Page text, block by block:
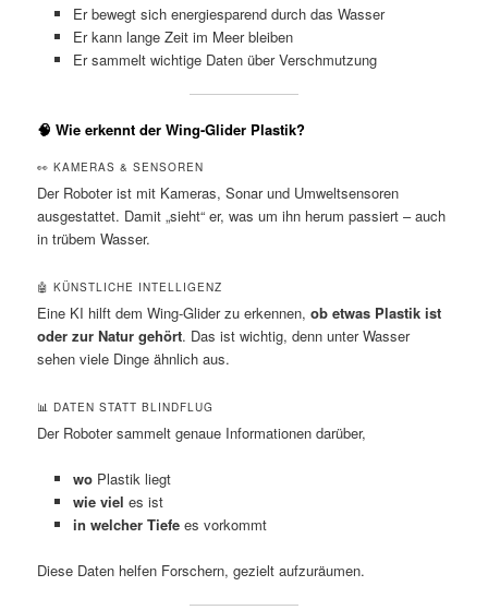
Er bewegt sich energiesparend durch das Wasser
Er kann lange Zeit im Meer bleiben
Er sammelt wichtige Daten über Verschmutzung
🧠 Wie erkennt der Wing-Glider Plastik?
👀 KAMERAS & SENSOREN
Der Roboter ist mit Kameras, Sonar und Umweltsensoren
ausgestattet. Damit „sieht“ er, was um ihn herum passiert – auch
in trübem Wasser.
🤖 KÜNSTLICHE INTELLIGENZ
Eine KI hilft dem Wing-Glider zu erkennen,ob etwas Plastik ist
oder zur Natur gehört. Das ist wichtig, denn unter Wasser
sehen viele Dinge ähnlich aus.
📊 DATEN STATT BLINDFLUG
Der Roboter sammelt genaue Informationen darüber,
woPlastik liegt
wie viel es ist
in welcher Tiefees vorkommt
Diese Daten helfen Forschern, gezielt aufzuräumen.